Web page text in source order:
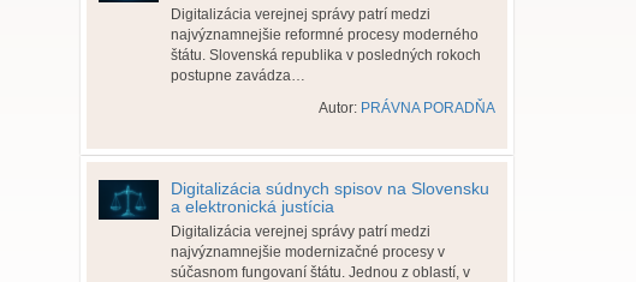
Digitalizácia verejnej správy patrí medzi
najvýznamnejšie reformné procesy moderného
štátu. Slovenská republika v posledných rokoch
postupne zavádza…
Autor: PRÁVNA PORADŇA
Digitalizácia súdnych spisov na Slovensku
a elektronická justícia
Digitalizácia verejnej správy patrí medzi
najvýznamnejšie modernizačné procesy v
súčasnom fungovaní štátu. Jednou z oblastí, v